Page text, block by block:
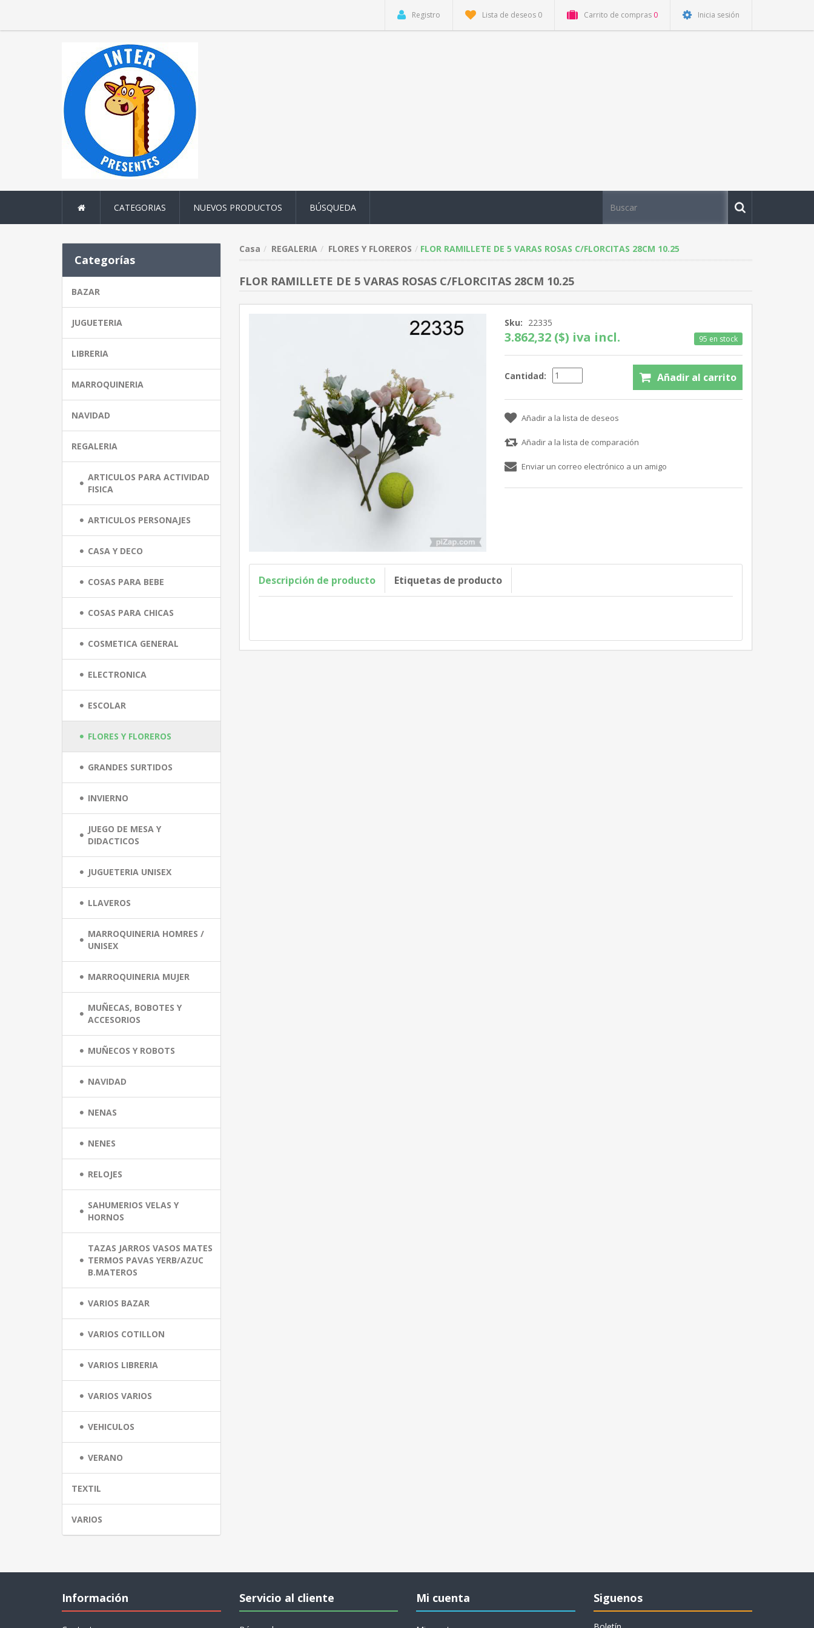
Registro Lista de deseos 0 Carrito de compras 0 Inicia sesión
CATEGORIAS NUEVOS PRODUCTOS BÚSQUEDA
Categorías
BAZAR
JUGUETERIA
LIBRERIA
MARROQUINERIA
NAVIDAD
REGALERIA
ARTICULOS PARA ACTIVIDAD
FISICA
ARTICULOS PERSONAJES
CASA Y DECO
COSAS PARA BEBE
COSAS PARA CHICAS
COSMETICA GENERAL
ELECTRONICA
ESCOLAR
FLORES Y FLOREROS
GRANDES SURTIDOS
INVIERNO
JUEGO DE MESA Y
DIDACTICOS
JUGUETERIA UNISEX
LLAVEROS
MARROQUINERIA HOMRES /
UNISEX
MARROQUINERIA MUJER
MUÑECAS, BOBOTES Y
ACCESORIOS
MUÑECOS Y ROBOTS
NAVIDAD
NENAS
NENES
RELOJES
SAHUMERIOS VELAS Y
HORNOS
TAZAS JARROS VASOS MATES
TERMOS PAVAS YERB/AZUC
B.MATEROS
VARIOS BAZAR
VARIOS COTILLON
VARIOS LIBRERIA
VARIOS VARIOS
VEHICULOS
VERANO
TEXTIL
VARIOS
Casa REGALERIA FLORES Y FLOREROS FLOR RAMILLETE DE 5 VARAS ROSAS C/FLORCITAS 28CM 10.25
FLOR RAMILLETE DE 5 VARAS ROSAS C/FLORCITAS 28CM 10.25
Sku: 22335
3.862,32 ($) iva incl. 95 en stock
Cantidad:
Descripción de producto Etiquetas de producto
Información Servicio al cliente Mi cuenta Siguenos